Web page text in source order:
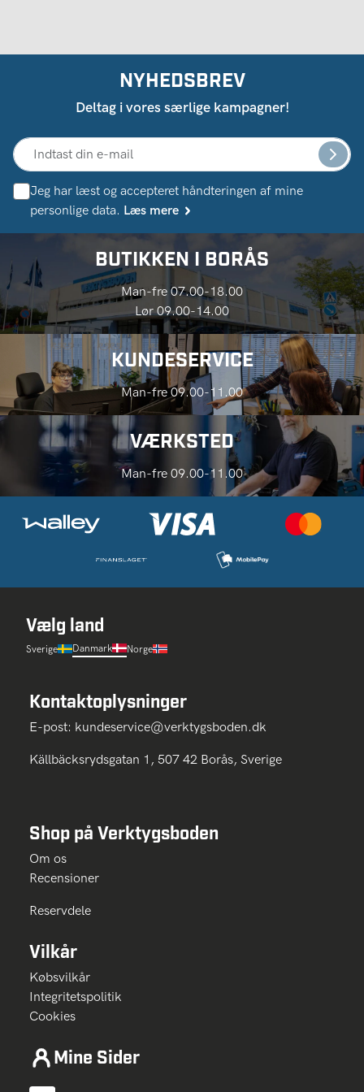
NYHEDSBREV
Deltag i vores særlige kampagner!
Jeg har læst og accepteret håndteringen af ​​mine
personlige data. Læs mere
BUTIKKEN I BORÅS
Man-fre 07.00-18.00
Lør 09.00-14.00
KUNDESERVICE
Man-fre 09.00-11.00
VÆRKSTED
Man-fre 09.00-11.00
Vælg land
Sverige Danmark Norge
Kontaktoplysninger
E-post: kundeservice@verktygsboden.dk
Källbäcksrydsgatan 1, 507 42 Borås, Sverige
Shop på Verktygsboden
Om os
Recensioner
Reservdele
Vilkår
Købsvilkår
Integritetspolitik
Cookies
Mine Sider